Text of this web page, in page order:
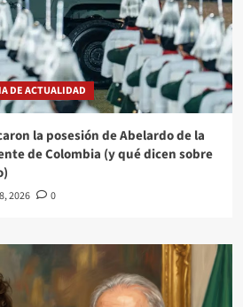
DE ACTUALIDAD
la posesión de Abelardo de la
de Colombia (y qué dicen sobre
2026 0